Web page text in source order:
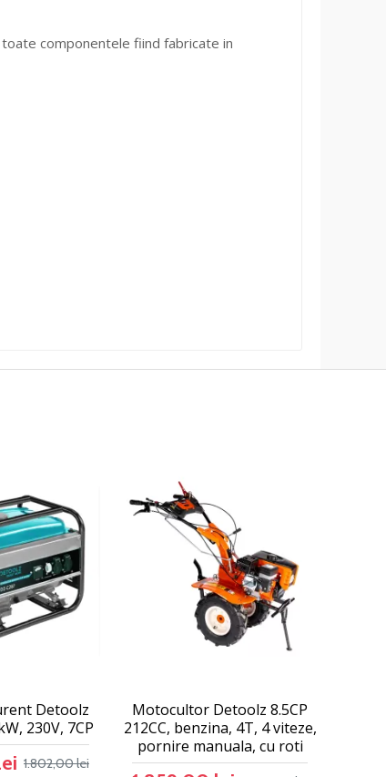
componentele fiind fabricate in
Detoolz
230V, 7CP
1.802,00 lei
Motocultor Detoolz 8.5CP
212CC, benzina, 4T, 4 viteze,
pornire manuala, cu roti